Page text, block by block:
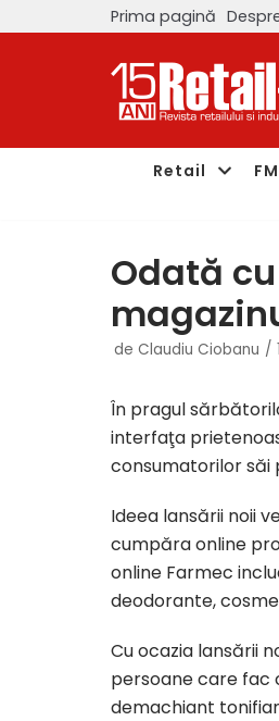
Prima pagină
Retail
Odată
de Claudiu Ciobanu
În pragul
interfaţa
consumatorilor săi
Ideea lansării noii
cumpăra online
online Farmec
deodorante,
Cu ocazia lansării
persoane care fac
demachiant